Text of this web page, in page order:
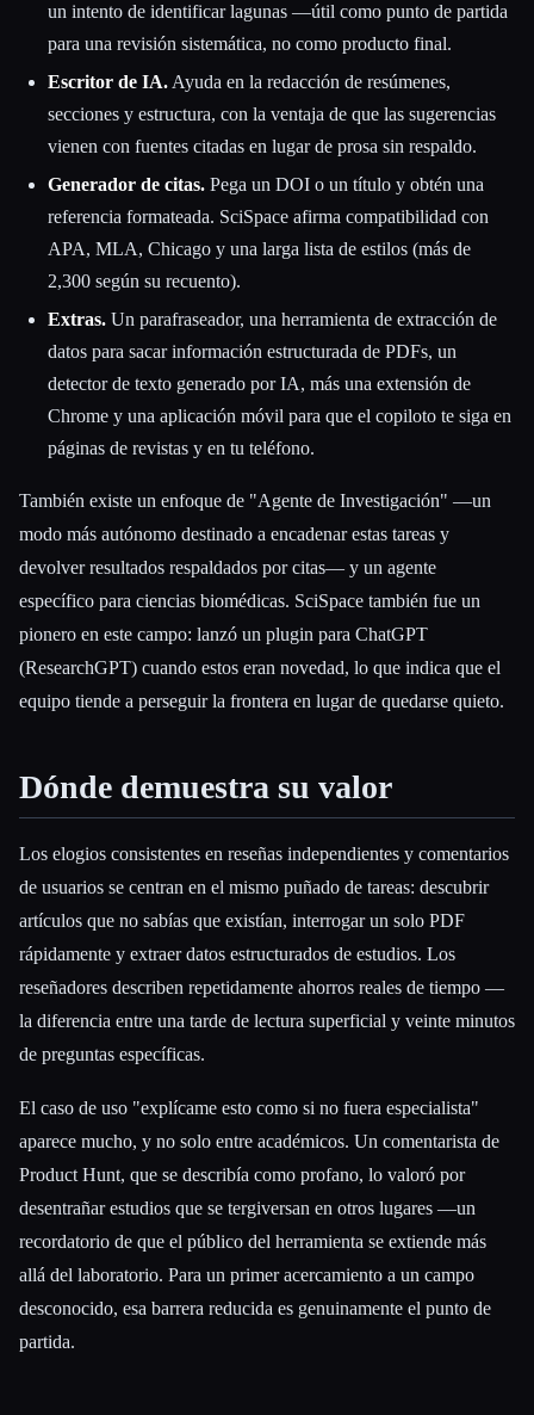
un intento de identificar lagunas —útil como punto de partida
para una revisión sistemática, no como producto final.
Escritor de IA. Ayuda en la redacción de resúmenes,
secciones y estructura, con la ventaja de que las sugerencias
vienen con fuentes citadas en lugar de prosa sin respaldo.
Generador de citas. Pega un DOI o un título y obtén una
referencia formateada. SciSpace afirma compatibilidad con
APA, MLA, Chicago y una larga lista de estilos (más de
2,300 según su recuento).
Extras. Un parafraseador, una herramienta de extracción de
datos para sacar información estructurada de PDFs, un
detector de texto generado por IA, más una extensión de
Chrome y una aplicación móvil para que el copiloto te siga en
páginas de revistas y en tu teléfono.
También existe un enfoque de "Agente de Investigación" —un
modo más autónomo destinado a encadenar estas tareas y
devolver resultados respaldados por citas— y un agente
específico para ciencias biomédicas. SciSpace también fue un
pionero en este campo: lanzó un plugin para ChatGPT
(ResearchGPT) cuando estos eran novedad, lo que indica que el
equipo tiende a perseguir la frontera en lugar de quedarse quieto.
Dónde demuestra su valor
Los elogios consistentes en reseñas independientes y comentarios
de usuarios se centran en el mismo puñado de tareas: descubrir
artículos que no sabías que existían, interrogar un solo PDF
rápidamente y extraer datos estructurados de estudios. Los
reseñadores describen repetidamente ahorros reales de tiempo —
la diferencia entre una tarde de lectura superficial y veinte minutos
de preguntas específicas.
El caso de uso "explícame esto como si no fuera especialista"
aparece mucho, y no solo entre académicos. Un comentarista de
Product Hunt, que se describía como profano, lo valoró por
desentrañar estudios que se tergiversan en otros lugares —un
recordatorio de que el público del herramienta se extiende más
allá del laboratorio. Para un primer acercamiento a un campo
desconocido, esa barrera reducida es genuinamente el punto de
partida.